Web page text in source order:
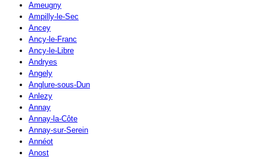
Ameugny
Ampilly-le-Sec
Ancey
Ancy-le-Franc
Ancy-le-Libre
Andryes
Angely
Anglure-sous-Dun
Anlezy
Annay
Annay-la-Côte
Annay-sur-Serein
Annéot
Anost